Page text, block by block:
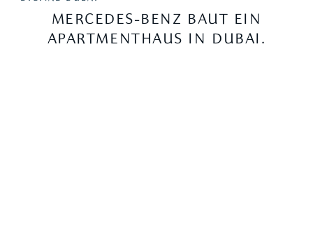
MERCEDES-BENZ BAUT EIN
APARTMENTHAUS IN DUBAI.